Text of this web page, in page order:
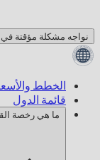
نواجه مشكلة مؤقتة في
الخطط
قائمة الدول
ما هي رخصة